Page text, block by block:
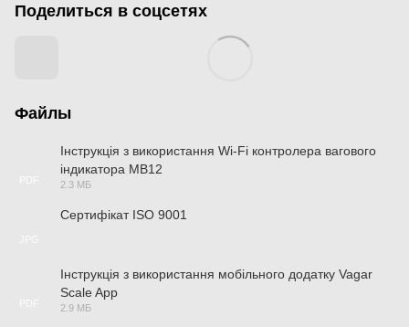
Поделиться в соцсетях
Файлы
Інструкція з використання Wi-Fi контролера вагового
індикатора MB12
2.3 МБ
Сертифікат ISO 9001
Інструкція з використання мобільного додатку Vagar
Scale App
2.9 МБ